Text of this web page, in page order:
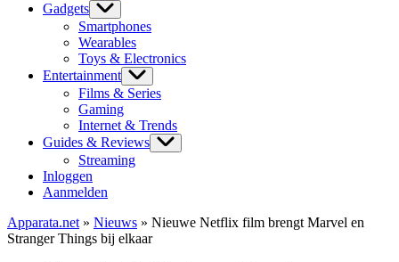
Gadgets
Smartphones
Wearables
Toys & Electronics
Entertainment
Films & Series
Gaming
Internet & Trends
Guides & Reviews
Streaming
Inloggen
Aanmelden
Apparata.net » Nieuws » Nieuwe Netflix film brengt Marvel en
Stranger Things bij elkaar